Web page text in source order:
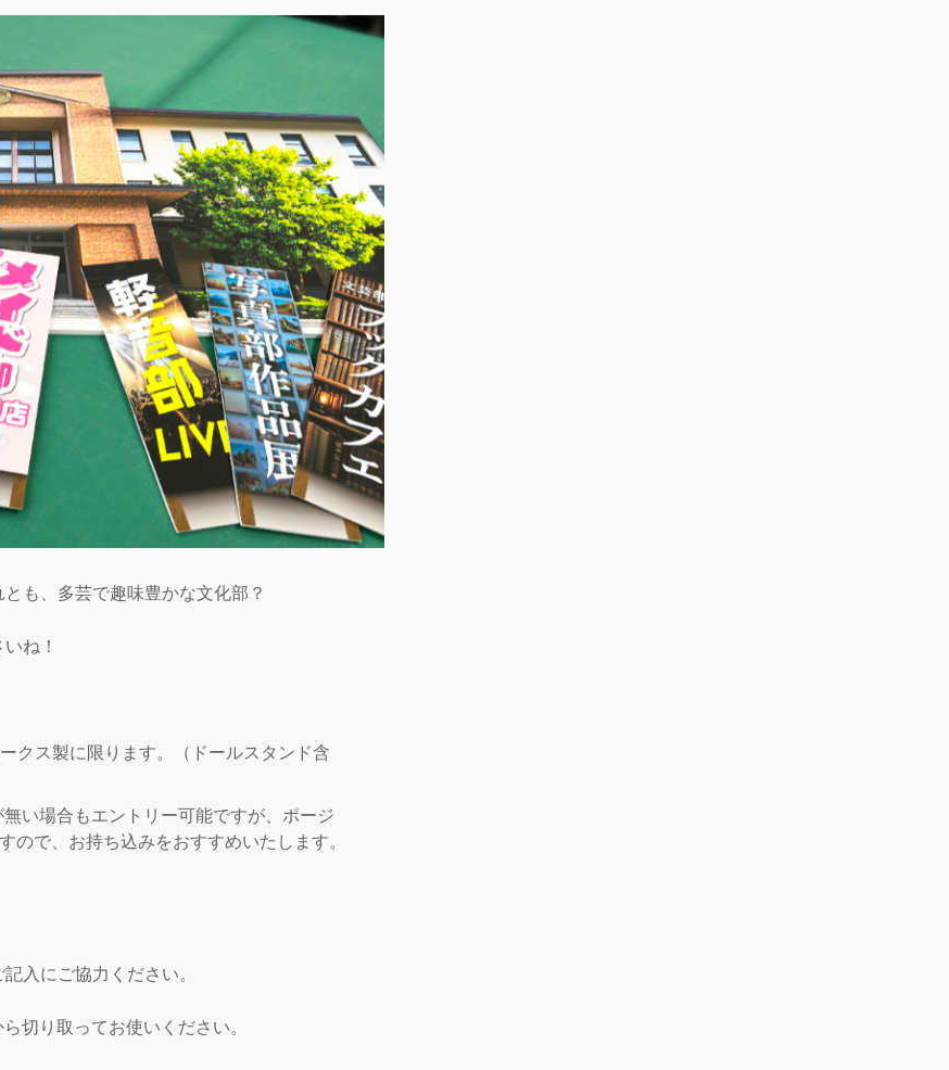
も、多芸で趣味豊かな文化部？
ね！
クス製に限ります。（ドールスタンド含
い場合もエントリー可能ですが、ポージ
ので、お持ち込みをおすすめいたします。
入にご協力ください。
切り取ってお使いください。